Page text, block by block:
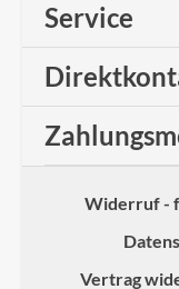
Service
Widerruf -
Vertrag